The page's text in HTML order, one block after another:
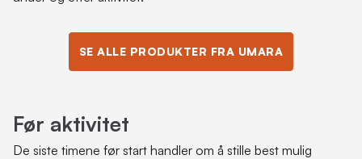
SE ALLE PRODUKTER FRA UMARA
Før aktivitet
De siste timene før start handler om å stille best mulig